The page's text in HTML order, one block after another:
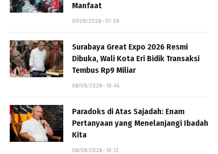
Manfaat
07/08/2026 - 07:39
Surabaya Great Expo 2026 Resmi
Dibuka, Wali Kota Eri Bidik Transaksi
Tembus Rp9 Miliar
06/08/2026 - 18:45
Paradoks di Atas Sajadah: Enam
Pertanyaan yang Menelanjangi Ibadah
Kita
06/08/2026 - 18:12